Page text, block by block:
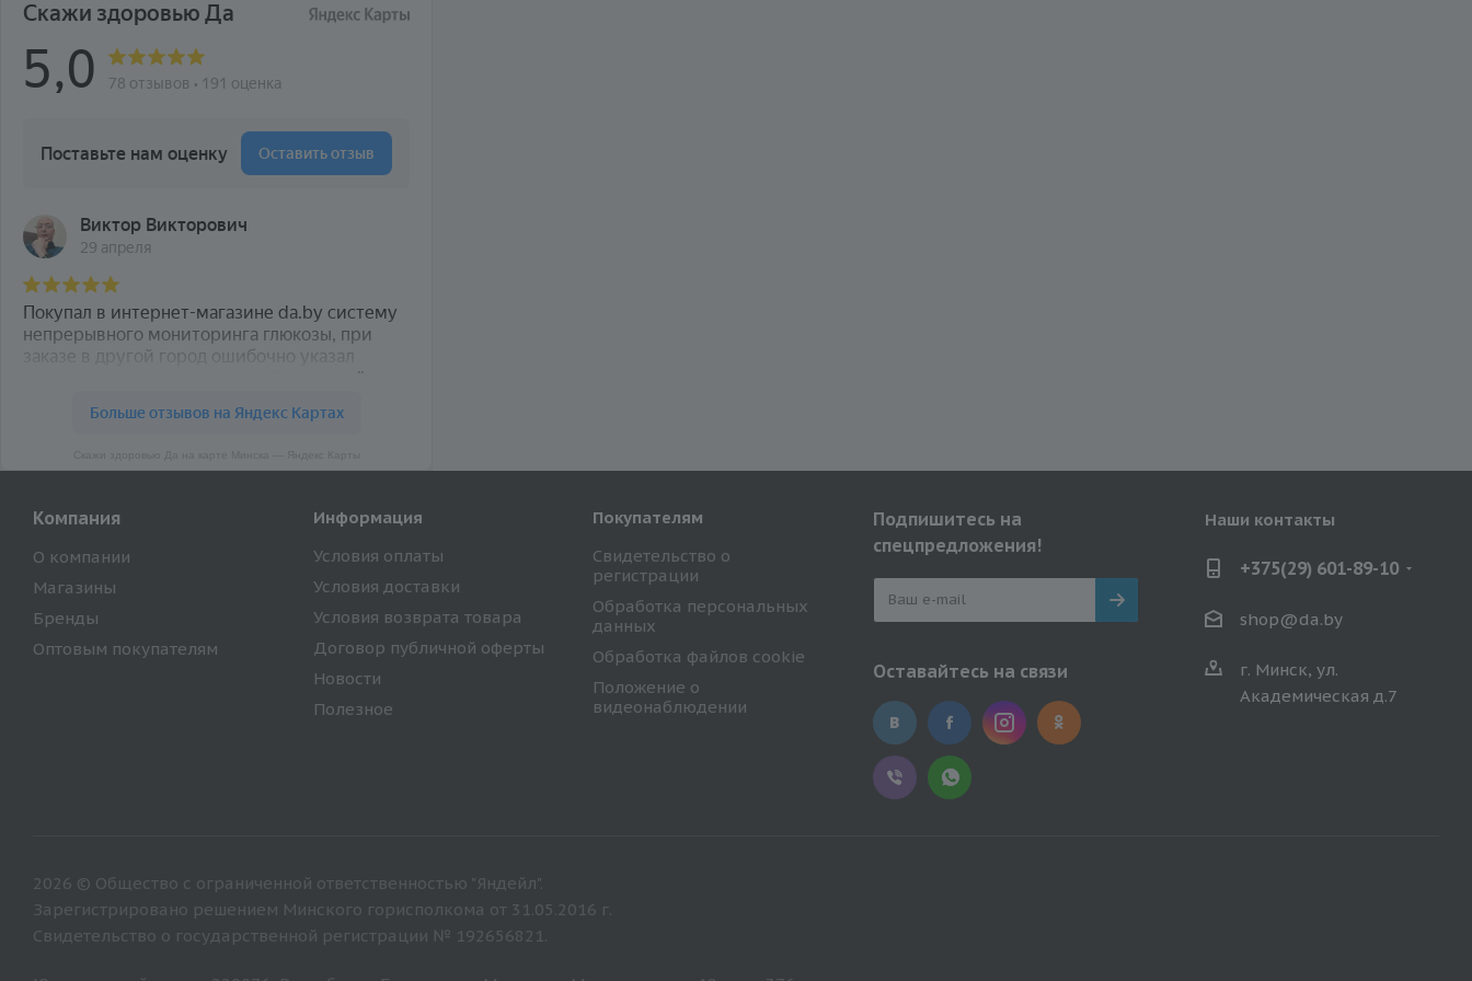
Компания
О компании
Магазины
Бренды
Оптовым покупателям
Информация
Условия оплаты
Условия доставки
Условия возврата товара
Договор публичной оферты
Новости
Полезное
Покупателям
Свидетельство о
регистрации
Обработка персональных
данных
Обработка файлов cookie
Положение о
видеонаблюдении
Подпишитесь на
спецпредложения!
Оставайтесь на связи
Наши контакты
+375(29) 601-89-10
shop@da.by
г. Минск, ул.
Академическая д.7
2026 © Общество с ограниченной ответственностью "Яндейл".
Зарегистрировано решением Минского горисполкома от 31.05.2016 г.
Свидетельство о государственной регистрации № 192656821.